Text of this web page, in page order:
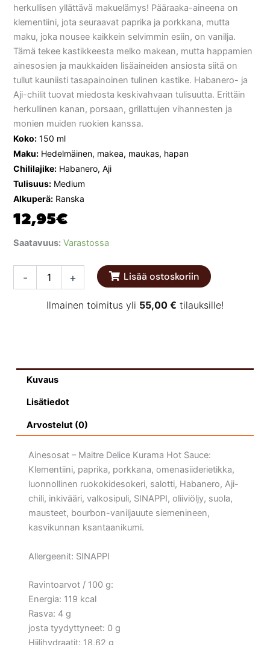
herkullisen yllättävä makuelämys! Pääraaka-aineena on
klementiini, jota seuraavat paprika ja porkkana, mutta
maku, joka nousee kaikkein selvimmin esiin, on vanilja.
Tämä tekee kastikkeesta melko makean, mutta happamien
ainesosien ja maukkaiden lisäaineiden ansiosta siitä on
tullut kauniisti tasapainoinen tulinen kastike. Habanero- ja
Aji-chilit tuovat miedosta keskivahvaan tulisuutta. Erittäin
herkullinen kanan, porsaan, grillattujen vihannesten ja
monien muiden ruokien kanssa.
Koko: 150 ml
Maku: Hedelmäinen, makea, maukas, hapan
Chililajike: Habanero, Aji
Tulisuus: Medium
Alkuperä: Ranska
12,95€
Saatavuus: Varastossa
-
Maitre
Kurama
Clementine
Aji
+ Lisää ostoskoriin
Ilmainen toimitus yli 55,00 € tilauksille!
Kuvaus
Lisätiedot
Arvostelut (0)
Ainesosat – Maitre Delice Kurama Hot Sauce:
Klementiini, paprika, porkkana, omenasiiderietikka,
luonnollinen ruokokidesokeri, salotti, Habanero, Aji-
chili, inkivääri, valkosipuli, SINAPPI, oliiviöljy, suola,
mausteet, bourbon-vaniljauute siemenineen,
kasvikunnan ksantaanikumi.
Allergeenit: SINAPPI
Ravintoarvot / 100 g:
Energia: 119 kcal
Rasva: 4 g
josta tyydyttyneet: 0 g
Hiilihydraatit: 18,62 g